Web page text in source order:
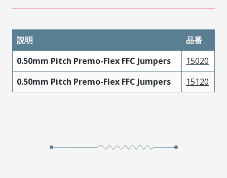
説明
品番
0.50mm Pitch Premo-Flex FFC Jumpers
15020
0.50mm Pitch Premo-Flex FFC Jumpers
15120